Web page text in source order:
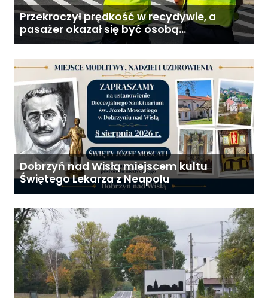
Przekroczył prędkość w recydywie, a
pasażer okazał się być osobą
poszukiwaną
Dobrzyń nad Wisłą miejscem kultu
Świętego Lekarza z Neapolu